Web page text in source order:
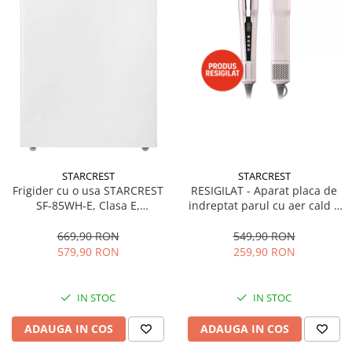
STARCREST
Frigider cu o usa STARCREST
SF-85WH-E, Clasa E,
interioara, Compartiment
gheata, H 82 cm, Alb
669,90 RON
579,90 RON
IN STOC
ADAUGA IN COS
STARCREST
RESIGILAT - Aparat placa de
indreptat parul cu aer cald 2
1300 W, Uscare si indreptare,
Afisaj LCD, Tehnologie cu ioni
549,90 RON
259,90 RON
IN STOC
ADAUGA IN COS